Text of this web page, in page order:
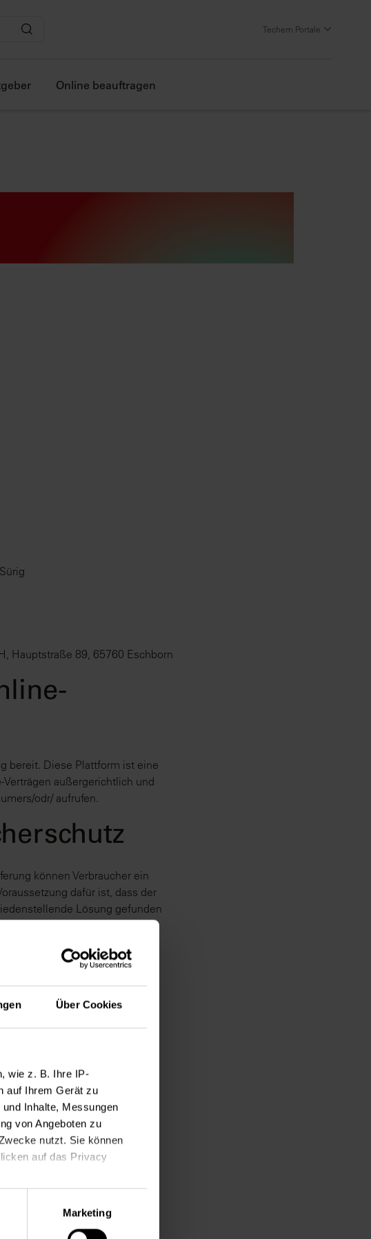
Über Cookies
wie z. B. Ihre IP-
auf Ihrem Gerät zu
Inhalte, Messungen
von Angeboten zu
nutzt. Sie können
auf das Privacy
Marketing
Techem Portale
Online beauftragen
Hauptstraße 89, 65760 Eschborn
bereit. Diese Plattform ist eine
außergerichtlich und
odr/ aufrufen.
können Verbraucher ein
dafür ist, dass der
Lösung gefunden